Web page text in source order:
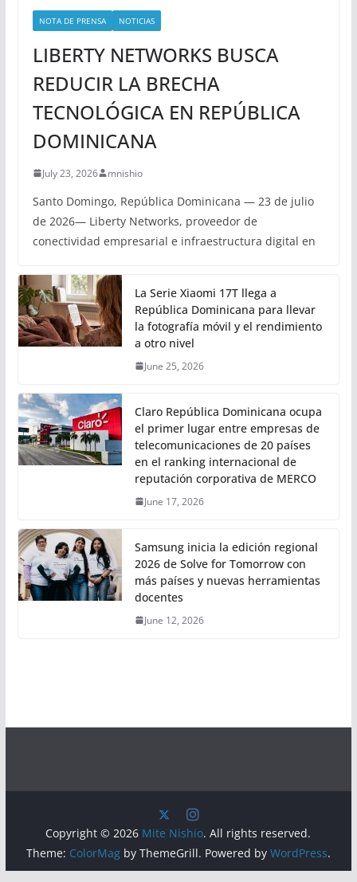
NOTA DE PRENSA NOTICIAS
LIBERTY NETWORKS BUSCA
REDUCIR LA BRECHA
TECNOLÓGICA EN REPÚBLICA
DOMINICANA
July 23, 2026 mnishio
Santo Domingo, República Dominicana — 23 de julio
de 2026— Liberty Networks, proveedor de
conectividad empresarial e infraestructura digital en
La Serie Xiaomi 17T llega a
República Dominicana para llevar
la fotografía móvil y el rendimiento
a otro nivel
June 25, 2026
Claro República Dominicana ocupa
el primer lugar entre empresas de
telecomunicaciones de 20 países
en el ranking internacional de
reputación corporativa de MERCO
June 17, 2026
Samsung inicia la edición regional
2026 de Solve for Tomorrow con
más países y nuevas herramientas
docentes
June 12, 2026
Copyright © 2026 Mite Nishio. All rights reserved.
Theme: ColorMagby ThemeGrill. Powered by WordPress.